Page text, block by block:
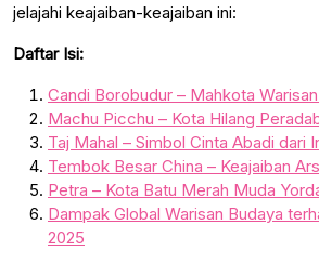
jelajahi keajaiban-keajaiban ini:
Daftar Isi:
Candi Borobudur – Mahkota
Machu Picchu – Kota Hilang
Taj Mahal – Simbol Cinta Abadi dari
Tembok Besar China – Keajaiban
Petra – Kota Batu Merah Muda
Dampak Global Warisan Budaya
2025